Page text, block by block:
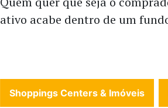
ativo acabe dentro de um
Shoppings Centers & Imóveis